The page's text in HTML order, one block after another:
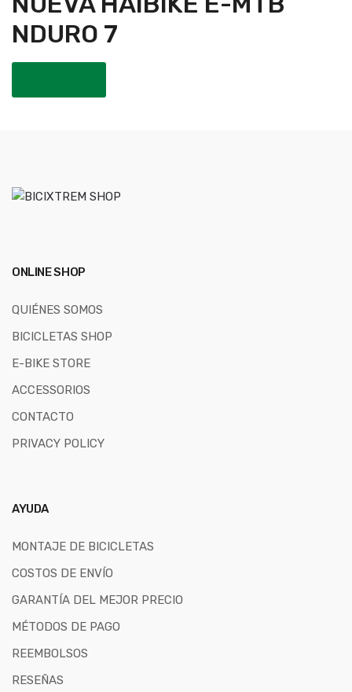
NDURO 7
ONLINE SHOP
QUIÉNES SOMOS
BICICLETAS SHOP
E-BIKE STORE
ACCESSORIOS
CONTACTO
PRIVACY POLICY
AYUDA
MONTAJE DE BICICLETAS
COSTOS DE ENVÍO
GARANTÍA DEL MEJOR PRECIO
MÉTODOS DE PAGO
REEMBOLSOS
RESEÑAS